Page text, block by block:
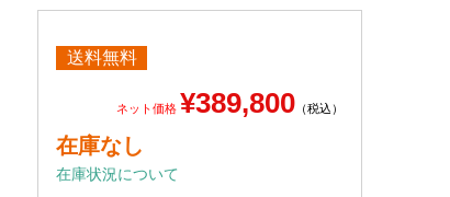
送料無料
ネット価格 ¥389,800 （税込）
在庫なし
在庫状況について